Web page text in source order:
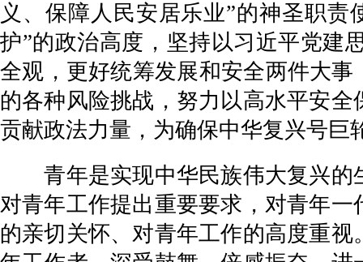
义、保障人民安居乐业”的神圣职
护”的政治高度，坚持以习近平党建
全观，更好统筹发展和安全两件大
的各种风险挑战，努力以高水平安
贡献政法力量，为确保中华复兴号巨
青年是实现中华民族伟大复兴的
对青年工作提出重要要求，对青年
的亲切关怀、对青年工作的高度重